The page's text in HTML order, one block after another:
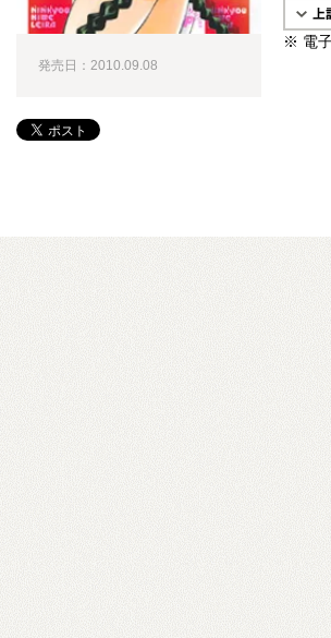
※ 電
発売日：2010.09.08